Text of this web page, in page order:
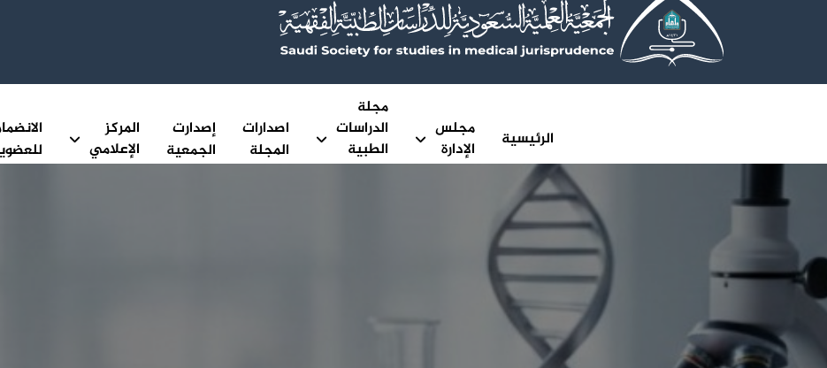
الرئيسية
مجلس
الإدارة
مجلة
الدراسات
الطبية
الفقهية
اصدارات
المجلة
إصدارت
الجمعية
المركز
الإعلامي